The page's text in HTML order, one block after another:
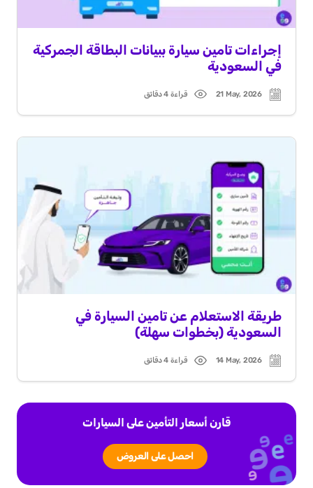
إجراءات تامين سيارة ببيانات البطاقة الجمركية
في السعودية
Post
date
21 May, 2026
Read
time
قراءة 4 دقائق
طريقة الاستعلام عن تامين السيارة في
السعودية (بخطوات سهلة)
Post
date
14 May, 2026
Read
time
قراءة 4 دقائق
قارن أسعار التأمين على السيارات
احصل على العروض